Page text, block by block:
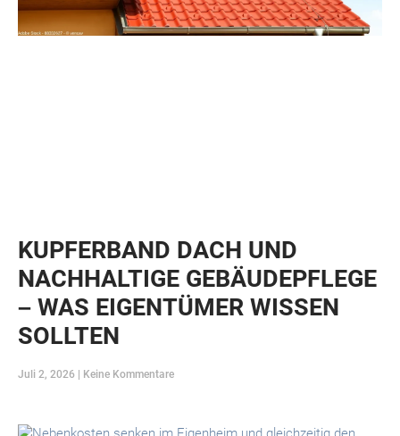
KUPFERBAND DACH UND
NACHHALTIGE GEBÄUDEPFLEGE
– WAS EIGENTÜMER WISSEN
SOLLTEN
Juli 2, 2026 Keine Kommentare